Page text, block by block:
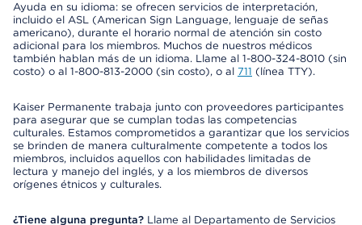
Ayuda en su idioma: se ofrecen servicios de interpretación,
incluido el ASL (American Sign Language, lenguaje de señas
americano), durante el horario normal de atención sin costo
adicional para los miembros. Muchos de nuestros médicos
también hablan más de un idioma. Llame al 1-800-324-8010 (sin
costo) o al 1-800-813-2000 (sin costo), o al 711 (línea TTY).
Kaiser Permanente trabaja junto con proveedores participantes
para asegurar que se cumplan todas las competencias
culturales. Estamos comprometidos a garantizar que los servicios
se brinden de manera culturalmente competente a todos los
miembros, incluidos aquellos con habilidades limitadas de
lectura y manejo del inglés, y a los miembros de diversos
orígenes étnicos y culturales.
¿Tiene alguna pregunta? Llame al Departamento de Servicios